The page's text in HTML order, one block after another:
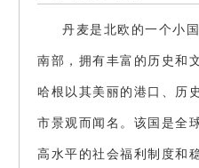
丹麦是北欧的一个小
南部，拥有丰富的历史和
哈根以其美丽的港口、历
市景观而闻名。该国是全
高水平的社会福利制度和